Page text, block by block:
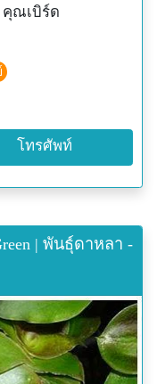
คุณเบิร์ด
โทรศัพท์
| พันธุ์ดาหลา -